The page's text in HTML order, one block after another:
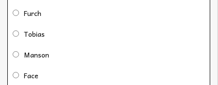
Furch
Tobias
Manson
Face